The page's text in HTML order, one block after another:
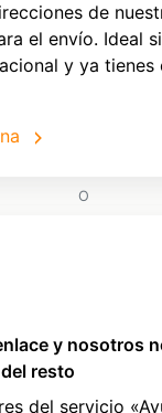
de
el envío. Ideal
y ya tienes
O
y nosotros
resto
del servicio